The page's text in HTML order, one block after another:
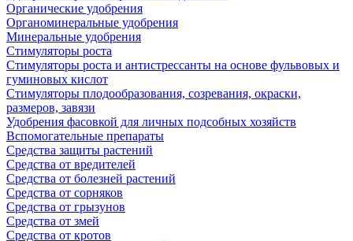
Органические удобрения
Органоминеральные удобрения
Минеральные удобрения
Стимуляторы роста
Стимуляторы роста и антистрессанты на основе фульвовых и
гуминовых кислот
Стимуляторы плодообразования, созревания, окраски,
размеров, завязи
Удобрения фасовкой для личных подсобных хозяйств
Вспомогательные препараты
Средства защиты растений
Средства от вредителей
Средства от болезней растений
Средства от сорняков
Средства от грызунов
Средства от змей
Средства от кротов